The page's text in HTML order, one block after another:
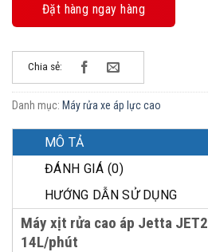
Đặt hàng ngay hàng
Chia sẻ:
Danh mục: Máy rửa xe áp lực cao
MÔ TẢ
ĐÁNH GIÁ (0)
HƯỚNG DẪN SỬ DỤNG
Máy xịt rửa cao áp Jetta
14L/phút